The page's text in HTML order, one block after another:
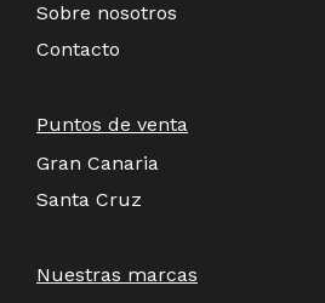
Sobre nosotros
Contacto
Puntos de venta
Gran Canaria
Santa Cruz
Nuestras marcas